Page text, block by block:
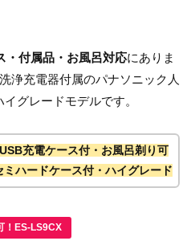
・付属品・お風呂対応にありま
浄充電器付属のパナソニック人
グレードモデルです。
USB充電ケース付・お風呂剃り可
ミハードケース付・ハイグレード
！ES-LS9CX